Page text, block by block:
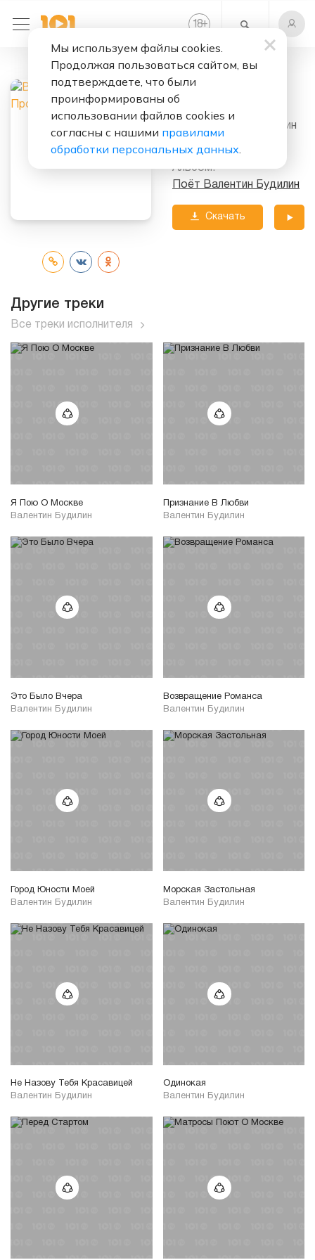
18+
Прости, Земля
Валентин
Альбом:
Поёт Валентин Будилин
Скачать
Другие треки
Все треки исполнителя
Я Пою О Москве
Валентин Будилин
Признание В Любви
Валентин Будилин
Это Было Вчера
Валентин Будилин
Возвращение Романса
Валентин Будилин
Город Юности Моей
Валентин Будилин
Морская Застольная
Валентин Будилин
Не Назову Тебя Красавицей
Валентин Будилин
Одинокая
Валентин Будилин
Мы используем файлы cookies.
Продолжая пользоваться сайтом, вы
подтверждаете, что были
проинформированы об
использовании файлов cookies и
согласны с нашими правилами
обработки персональных данных.